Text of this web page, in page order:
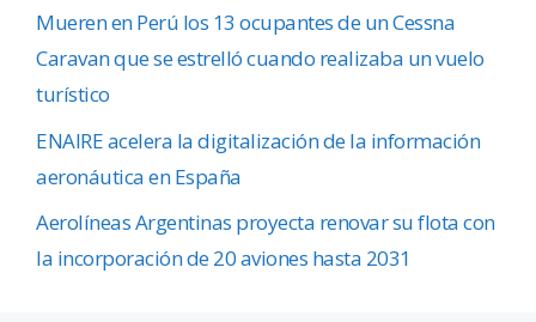
Mueren en Perú los 13 ocupantes de un Cessna
Caravan que se estrelló cuando realizaba un vuelo
turístico
ENAIRE acelera la digitalización de la información
aeronáutica en España
Aerolíneas Argentinas proyecta renovar su flota con
la incorporación de 20 aviones hasta 2031